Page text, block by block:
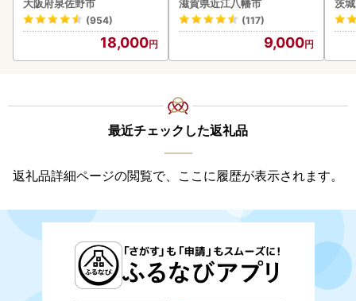
大阪府泉佐野市
(954)
18,000
滋賀県近江八幡市
(117)
9,000
守
茨
最近チェックした返礼品
返礼品詳細ページの閲覧で、ここに履歴が表示されます。